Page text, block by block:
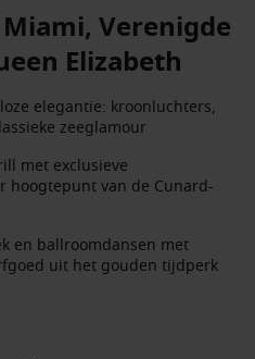
Verenigde
Elizabeth
elegantie: kroonluchters,
zeeglamour
met exclusieve
van de Cunard-
en ballroomdansen met
uit het gouden tijdperk